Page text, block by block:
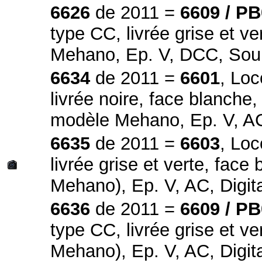
6626 de 2011 = 6609 /
type CC, livrée grise et
Mehano, Ep. V, DCC,
6634 de 2011 = 6601,
livrée noire, face
modèle Mehano, Ep. V,
6635 de 2011 = 6603,
livrée grise et verte, face
Mehano), Ep. V, AC,
6636 de 2011 = 6609 /
type CC, livrée grise et
Mehano), Ep. V, AC,